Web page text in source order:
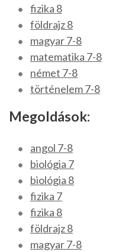
fizika 8
földrajz 8
magyar 7-8
matematika 7-8
német 7-8
történelem 7-8
Megoldások:
angol 7-8
biológia 7
biológia 8
fizika 7
fizika 8
földrajz 8
magyar 7-8